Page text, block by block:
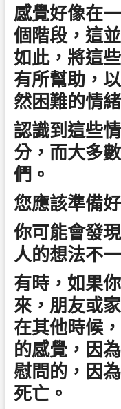
感覺好像在
個階段，這
如此，將這
有所幫助，
然困難的情
認識到這些
分，而大多
們。
您應該準備
你可能會發
人的想法不
有時，如果
來，朋友或
在其他時候
的感覺，因
慰問的，因
死亡。